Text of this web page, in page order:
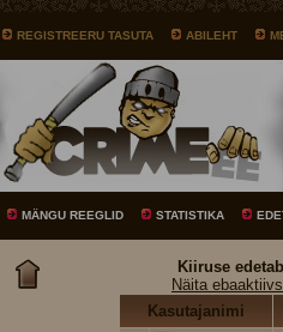
REGISTREERU TASUTA ABILEHT
MÄNGU REEGLID STATISTIKA
Kiiruse
Näita
Kasutajanimi